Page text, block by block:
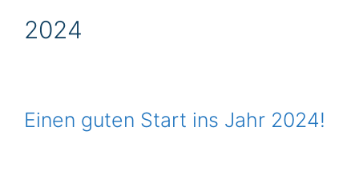
2024
Einen guten Start ins Jahr 2024!